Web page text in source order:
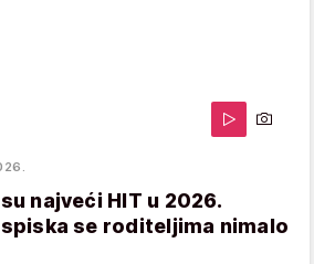
najveći HIT u 2026.
se roditeljima nimalo